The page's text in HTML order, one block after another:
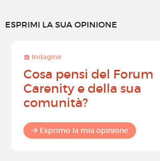
ESPRIMI LA SUA OPINIONE
Indagine
Cosa pensi del Forum
Carenity e della sua
comunità?
Esprimo la mia opinione